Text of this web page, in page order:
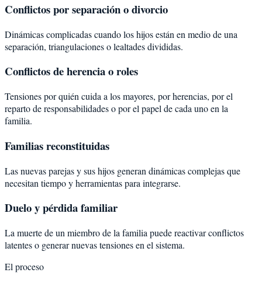
Conflictos por separación o divorcio
Dinámicas complicadas cuando los hijos están en medio de una
separación, triangulaciones o lealtades divididas.
Conflictos de herencia o roles
Tensiones por quién cuida a los mayores, por herencias, por el
reparto de responsabilidades o por el papel de cada uno en la
familia.
Familias reconstituidas
Las nuevas parejas y sus hijos generan dinámicas complejas que
necesitan tiempo y herramientas para integrarse.
Duelo y pérdida familiar
La muerte de un miembro de la familia puede reactivar conflictos
latentes o generar nuevas tensiones en el sistema.
El proceso